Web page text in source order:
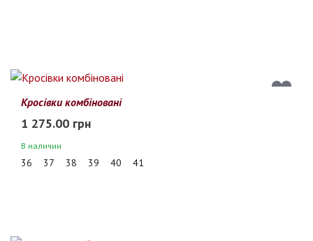
Кросівки комбіновані
1 275.00 грн
В наличии
36 37 38 39 40 41